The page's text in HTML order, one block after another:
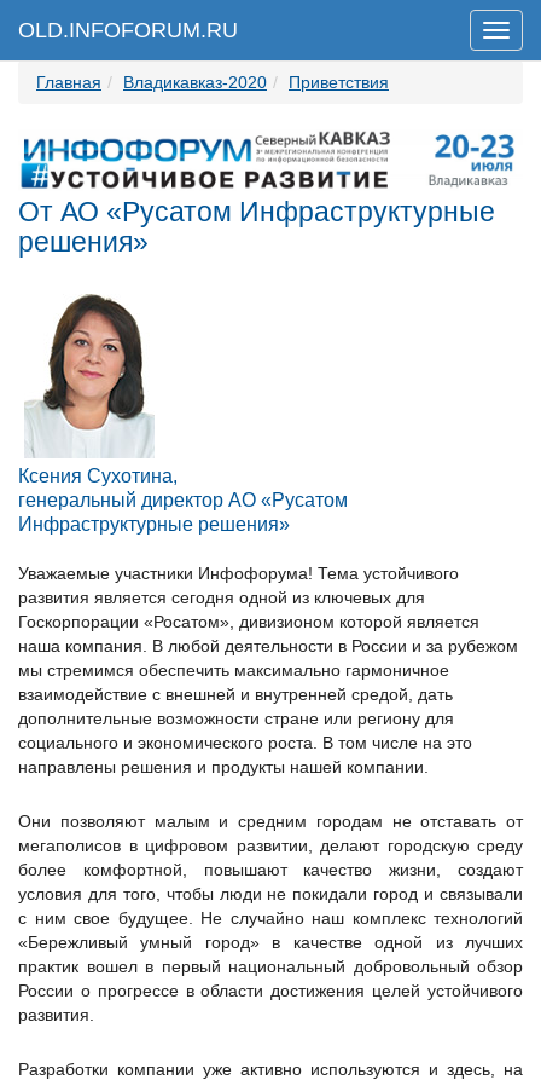
Меню
OLD.INFOFORUM.RU
Главная Владикавказ-2020 Приветствия
От АО «Русатом Инфраструктурные
решения»
Ксения Сухотина,
генеральный директор АО «Русатом
Инфраструктурные решения»
Уважаемые участники Инфофорума! Тема устойчивого
развития является сегодня одной из ключевых для
Госкорпорации «Росатом», дивизионом которой является
наша компания. В любой деятельности в России и за рубежом
мы стремимся обеспечить максимально гармоничное
взаимодействие с внешней и внутренней средой, дать
дополнительные возможности стране или региону для
социального и экономического роста. В том числе на это
направлены решения и продукты нашей компании.
Они позволяют малым и средним городам не отставать от
мегаполисов в цифровом развитии, делают городскую среду
более комфортной, повышают качество жизни, создают
условия для того, чтобы люди не покидали город и связывали
с ним свое будущее. Не случайно наш комплекс технологий
«Бережливый умный город» в качестве одной из лучших
практик вошел в первый национальный добровольный обзор
России о прогрессе в области достижения целей устойчивого
развития.
Разработки компании уже активно используются и здесь, на